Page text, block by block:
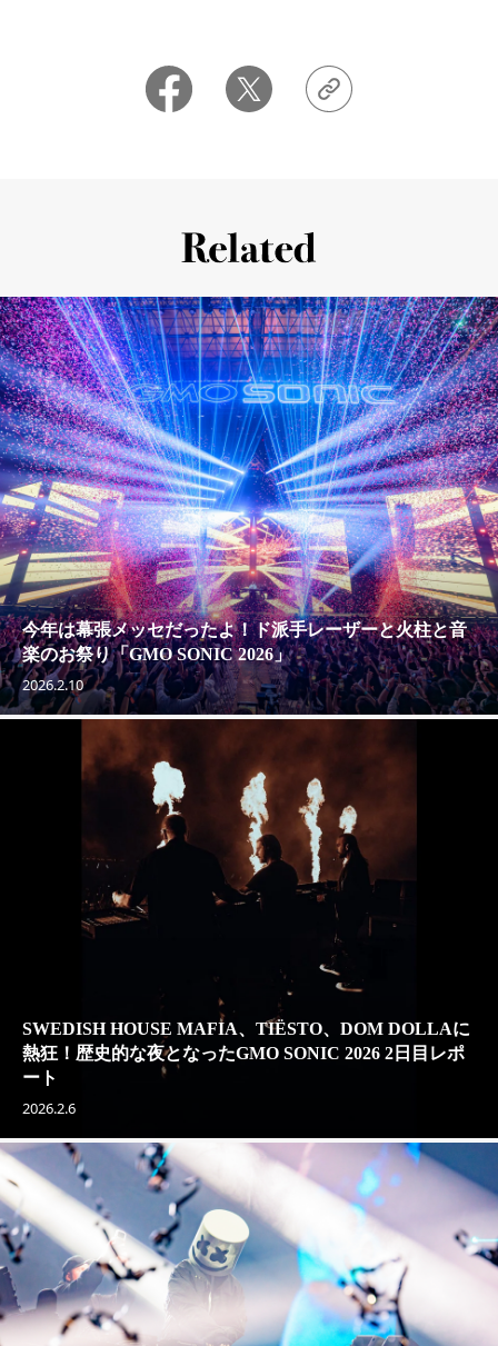
今年は幕張メッセだったよ！ド派手レーザーと火柱と音
楽のお祭り「GMO SONIC 2026」
2026.2.10
SWEDISH HOUSE MAFIA、TIËSTO、DOM DOLLAに
熱狂！歴史的な夜となったGMO SONIC 2026 2日目レポ
ート
2026.2.6